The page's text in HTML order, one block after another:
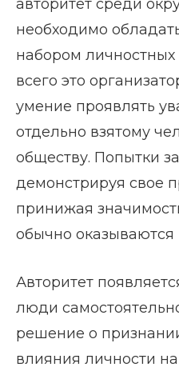
авторитет среди
необходимо
набором
всего это
умение проявлять
отдельно взятому
обществу. Попытки
демонстрируя свое
принижая
обычно оказываются
Авторитет
люди
решение о
влияния личности